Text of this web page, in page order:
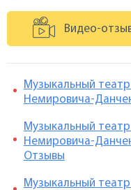
Видео-
Музыкальный театр
Немировича-
Музыкальный театр
Немировича-
Отзывы
Музыкальный театр